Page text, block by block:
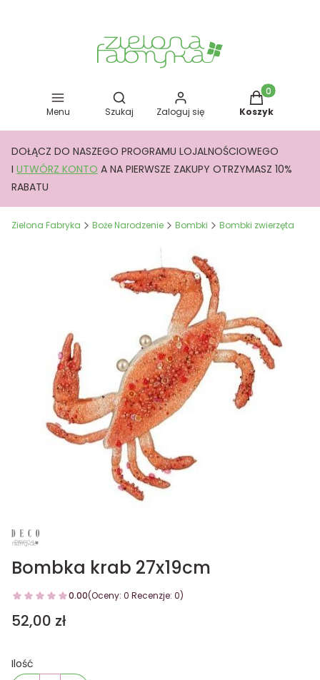
Menu
Otwórz wyszukiwarkę
Szukaj Zaloguj się
Produkty w
Koszyk
DOŁĄCZ DO NASZEGO PROGRAMU LOJALNOŚCIOWEGO
I UTWÓRZ KONTO A NA PIERWSZE ZAKUPY OTRZYMASZ 10%
RABATU
Zielona Fabryka Boże Narodzenie Bombki Bombki zwierzęta
Bombka krab 27x19cm
0.00(Oceny: 0 Recenzje: 0)
Cena
52,00 zł
Ilość